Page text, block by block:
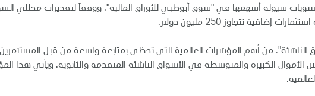
سيولة أسهمها في "سوق أبوظبي للأوراق المالية". ووفقاً لتقديرات محللي
تتجاوز 250 مليون دولار.
من أهم المؤشرات العالمية التي تحظى بمتابعة واسعة من قبل المستثمرين
الأموال الكبيرة والمتوسطة في الأسواق الناشئة المتقدمة والثانوية. ويأتي هذا